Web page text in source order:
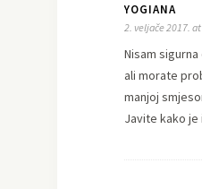
YOGIANA
2. veljače 2017.
Nisam
ali morate
manjoj
Javite kako je